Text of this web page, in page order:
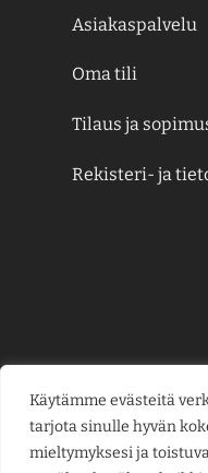
Käytämme evästeitä
tarjota sinulle hyvän
mieltymyksesi ja
Asiakaspalvelu
Oma tili
Tilaus ja
Rekisteri- ja